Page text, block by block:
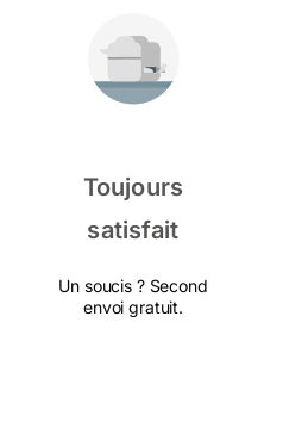
Toujours
satisfait
Un soucis ? Second
envoi gratuit.